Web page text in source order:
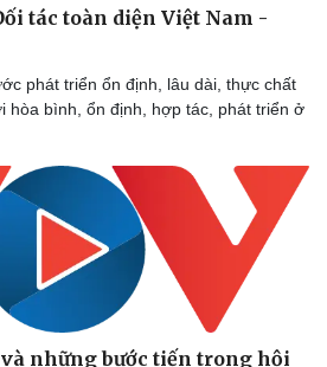
Quân sự - Quốc phòng
Phân tích
tác toàn diện Việt Nam -
phát triển ổn định, lâu dài, thực chất
hòa bình, ổn định, hợp tác, phát triển ở
những bước tiến trong hội